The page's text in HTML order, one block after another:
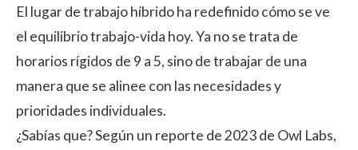
El lugar de trabajo híbrido ha redefinido cómo se ve
el equilibrio trabajo-vida hoy. Ya no se trata de
horarios rígidos de 9 a 5, sino de trabajar de una
manera que se alinee con las necesidades y
prioridades individuales.
¿Sabías que? Según un reporte de 2023 de Owl Labs,